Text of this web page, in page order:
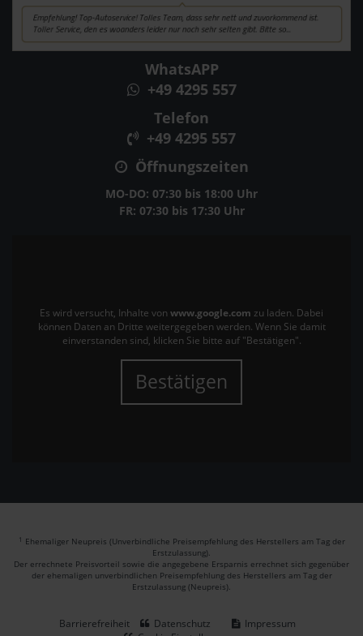
WhatsAPP
+49 4295 557
Telefon
+49 4295 557
Öffnungszeiten
MO-DO: 07:30 bis 18:00 Uhr
FR: 07:30 bis 17:30 Uhr
Es wird versucht, Inhalte von www.google.com zu laden. Dabei
können Daten an Dritte weitergegeben werden. Wenn Sie damit
einverstanden sind, klicken Sie bitte auf "Bestätigen".
Bestätigen
1 Ehemaliger Neupreis (Unverbindliche Preisempfehlung des Herstellers am Tag der
Erstzulassung).
Der errechnete Preisvorteil sowie die angegebene Ersparnis errechnet sich gegenüber
der ehemaligen unverbindlichen Preisempfehlung des Herstellers am Tag der
Erstzulassung (Neupreis).
Barrierefreiheit Datenschutz
Impressum